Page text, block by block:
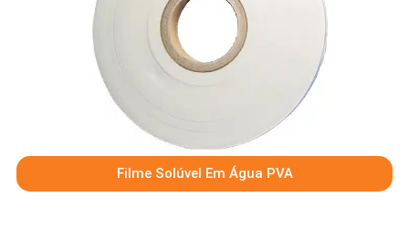
Filme Solúvel Em Água PVA